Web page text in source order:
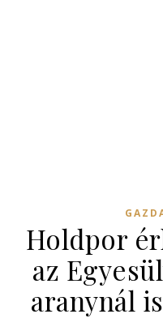
Holdpor
az
aranynál